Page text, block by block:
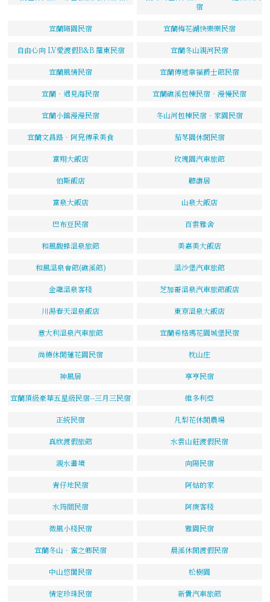
宿
宜蘭隨園民宿 宜蘭梅花湖快樂樂民宿
自由心向 LV愛渡假B&B 羅東民宿 宜蘭冬山親河民宿
宜蘭風情民宿 宜蘭傳遞幸福爵士館民宿
宜蘭‧遇見海民宿 宜蘭礁溪包棟民宿‧漫慢民宿
宜蘭小鎮漫漫民宿 冬山河包棟民宿‧家園民宿
宜蘭文昌路．阿皃傳承美食 茄苳園休閒民宿
富翔大飯店 玫瑰園汽車旅館
伯斯飯店 聽濤居
富泉大飯店 山泉大飯店
巴布豆民宿 百雲雅舍
和風馥蜂溫泉旅館 美嘉美大飯店
和風溫泉會館(礁溪館) 溫沙堡汽車旅館
金龍溫泉客棧 芝加哥溫泉汽車旅館飯店
川湯春天溫泉飯店 東京溫泉大飯店
意大利溫泉汽車旅館 宜蘭希格瑪花園城堡民宿
尚德休閒蓮花園民宿 枕山庄
神風居 享亨民宿
宜蘭頂級豪華五星級民宿--三月三民宿 維多利亞
正統民宿 凡梨花休閒農場
真欣渡假旅館 水雲山莊渡假民宿
親水畫境 向陽民宿
青仔地民宿 阿姑的家
水筠間民宿 阿庚客棧
微風小棧民宿 雅園民宿
宜蘭冬山‧蜜之鄉民宿 晨溪休閒渡假民宿
中山悠閣民宿 松樹園
情定珍珠民宿 新貴汽車旅館